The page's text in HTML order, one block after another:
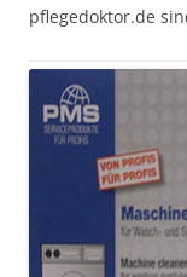
pflegedoktor.de